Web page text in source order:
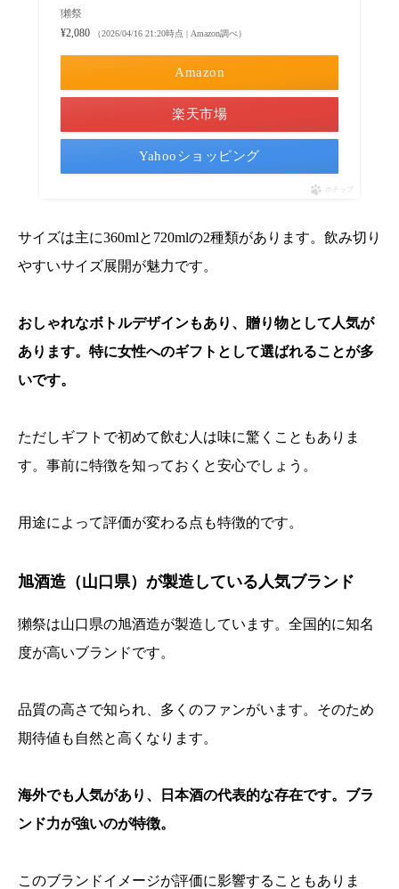
獺祭
¥2,080
（2026/04/16 21:20時点 | Amazon調べ）
Amazon
楽天市場
Yahooショッピング
ポチップ
サイズは主に360mlと720mlの2種類があります。飲み切り
やすいサイズ展開が魅力です。
おしゃれなボトルデザインもあり、贈り物として人気が
あります。特に女性へのギフトとして選ばれることが多
いです。
ただしギフトで初めて飲む人は味に驚くこともありま
す。事前に特徴を知っておくと安心でしょう。
用途によって評価が変わる点も特徴的です。
旭酒造（山口県）が製造している人気ブランド
獺祭は山口県の旭酒造が製造しています。全国的に知名
度が高いブランドです。
品質の高さで知られ、多くのファンがいます。そのため
期待値も自然と高くなります。
海外でも人気があり、日本酒の代表的な存在です。ブラ
ンド力が強いのが特徴。
このブランドイメージが評価に影響することもありま